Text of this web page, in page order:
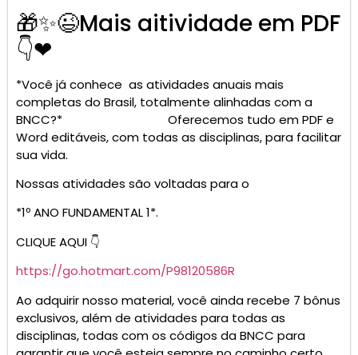
🎁✨😉Mais aitividade em PDF
👇❤
*Você já conhece as atividades anuais mais
completas do Brasil, totalmente alinhadas com a
BNCC?* Oferecemos tudo em PDF e
Word editáveis, com todas as disciplinas, para facilitar
sua vida.
Nossas atividades são voltadas para o
*1º ANO FUNDAMENTAL 1*.
CLIQUE AQUI 👇
https://go.hotmart.com/P98120586R
Ao adquirir nosso material, você ainda recebe 7 bônus
exclusivos, além de atividades para todas as
disciplinas, todas com os códigos da BNCC para